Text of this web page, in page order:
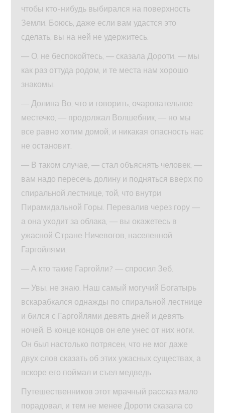
чтобы кто-нибудь выбирался на поверхность
Земли. Боюсь, даже если вам удастся это
сделать, вы на ней не удержитесь.
— О, не беспокойтесь, — сказала Дороти, — мы
как раз оттуда родом, и те места нам хорошо
знакомы.
— Долина Во, что и говорить, очаровательное
местечко, — продолжал Волшебник, — но мы
все равно хотим домой, и никакая опасность нас
не остановит.
— В таком случае, — стал объяснять человек, —
вам надо пересечь долину и подняться вверх по
спиральной лестнице, той, что внутри
Пирамидальной Горы. Перевалив через гору —
а она уходит за облака, — вы окажетесь в
ужасной Стране Ничевогов, населенной
Гаргойлями.
— А кто такие Гаргойли? — спросил Зеб.
— Увы, не знаю. Наш самый могучий Богатырь
вскарабкался однажды по спиральной лестнице
и бился с Гаргойлями девять дней и девять
ночей. В конце концов он еле унес от них ноги.
Он был настолько потрясен, что не мог даже
двух слов сказать об этих ужасных существах, а
вскоре его поймал и съел медведь.
Путешественников этот мрачный рассказ мало
порадовал, и тем не менее Дороти сказала со